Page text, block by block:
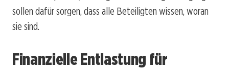
sollen dafür sorgen, dass alle Beteiligten wissen, woran
sie sind.
Finanzielle Entlastung für